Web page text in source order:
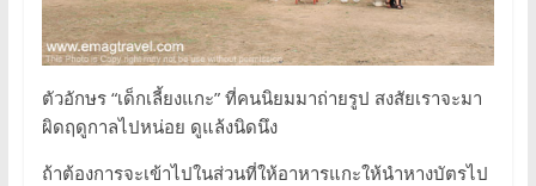
ตัวอักษร “เด็กเลี้ยงแกะ” ที่คนนิยมมาถ่ายรูป สงสัยเราจะมา
ผิดฤดูกาลไปหน่อย ดูแล้งนิดนึง
ถ้าต้องการจะเข้าไปในส่วนที่ให้อาหารแกะให้นำหางบัตรไป